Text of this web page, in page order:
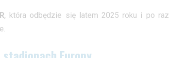
, która odbędzie się latem 2025 roku i po raz